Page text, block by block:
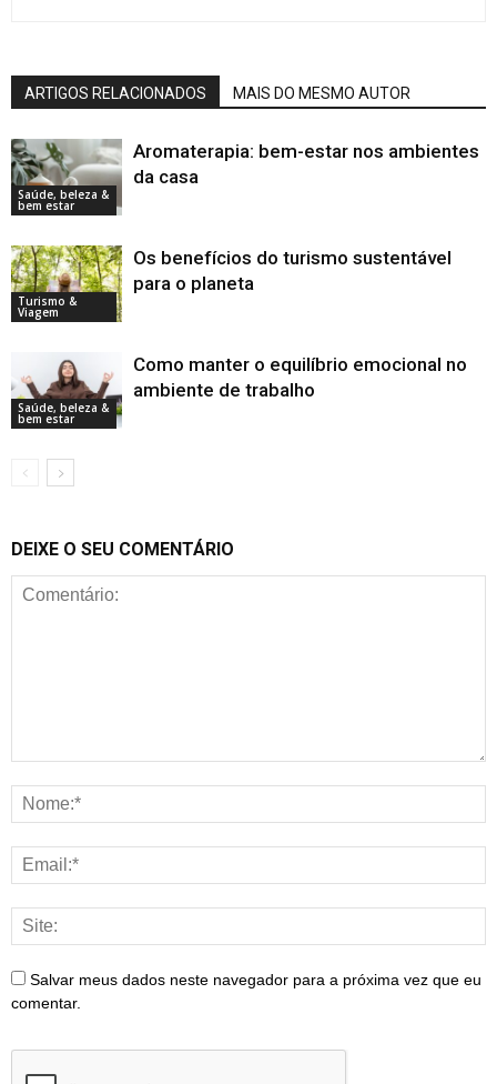
ARTIGOS RELACIONADOS MAIS DO MESMO AUTOR
Saúde, beleza &
bem estar
Aromaterapia: bem-estar nos ambientes
da casa
Turismo &
Viagem
Os benefícios do turismo sustentável
para o planeta
Saúde, beleza &
bem estar
Como manter o equilíbrio emocional no
ambiente de trabalho
DEIXE O SEU COMENTÁRIO
Salvar meus dados neste navegador para a próxima vez que eu
comentar.